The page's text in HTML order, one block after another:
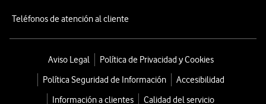
Teléfonos de atención al cliente
Aviso Legal
Política de Privacidad y Cookies
Política Seguridad de Información
Accesibilidad
Información a clientes
Calidad del servicio